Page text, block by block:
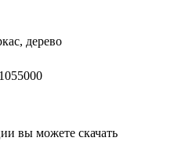
дерево
вы можете скачать